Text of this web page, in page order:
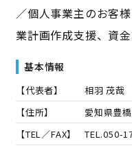
／個人事業主のお客
業計画作成支援、資
基本情報
【代表者】 相羽 茂哉
【住所】
愛知県豊
【TEL／FAX】
TEL.050-